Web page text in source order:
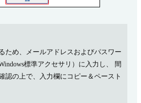
ため、メールアドレスおよびパスワー
標準アクセサリ）に入力し、 間
認の上で、入力欄にコピー＆ペースト